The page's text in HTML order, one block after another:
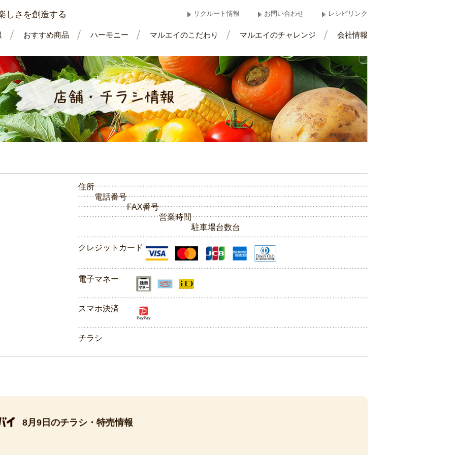
しさを創造する リクルート情報 お問い合わせ レシピリンク
おすすめ商品 ハーモニー マルエイのこだわり マルエイのチャレンジ 会社情報
住所
電話番号
FAX番号
営業時間
駐車場台数台
クレジットカード
電子マネー
スマホ決済
チラシ
8月9日のチラシ・特売情報